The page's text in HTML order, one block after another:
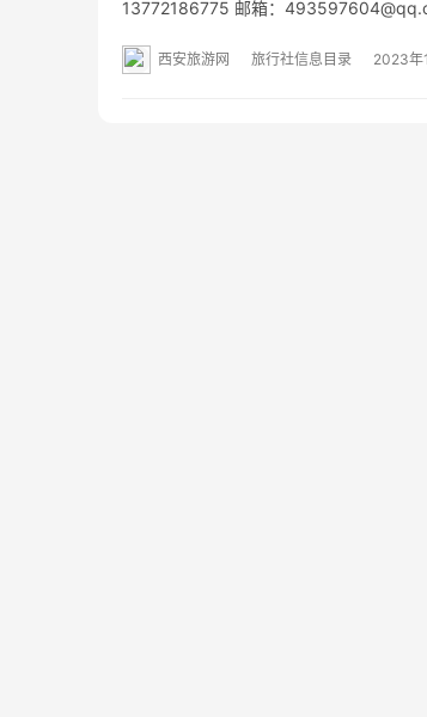
13772186775 邮箱：
西安旅游网 旅行社信息目录 2023年